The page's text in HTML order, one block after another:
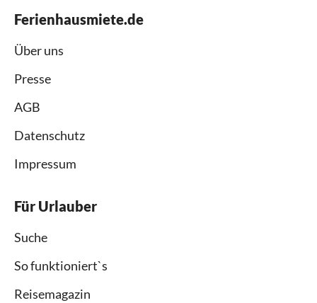
Ferienhausmiete.de
Über uns
Presse
AGB
Datenschutz
Impressum
Für Urlauber
Suche
So funktioniert`s
Reisemagazin